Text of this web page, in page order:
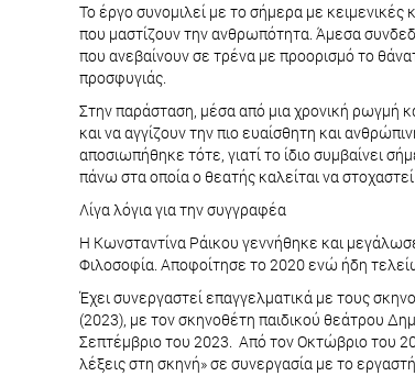
Το έργο συνομιλεί με το σήμερα με
που μαστίζουν την ανθρωπότητα. Άμεσα
που ανεβαίνουν σε τρένα με προορισμό το
προσφυγιάς.
Στην παράσταση, μέσα από μια χρονική ρωγμή
και να αγγίζουν την πιο ευαίσθητη και
αποσιωπήθηκε τότε, γιατί το ίδιο συμβαίνει
πάνω στα οποία ο θεατής καλείται να
Λίγα λόγια για την συγγραφέα
Η Κωνσταντίνα Ράικου γεννήθηκε και
Φιλοσοφία. Αποφοίτησε το 2020 ενώ ήδη
Έχει συνεργαστεί επαγγελματικά με τους
(2023), με τον σκηνοθέτη παιδικού θεάτρου
Σεπτέμβριο του 2023. Από τον Οκτώβριο του
λέξεις στη σκηνή» σε συνεργασία με το